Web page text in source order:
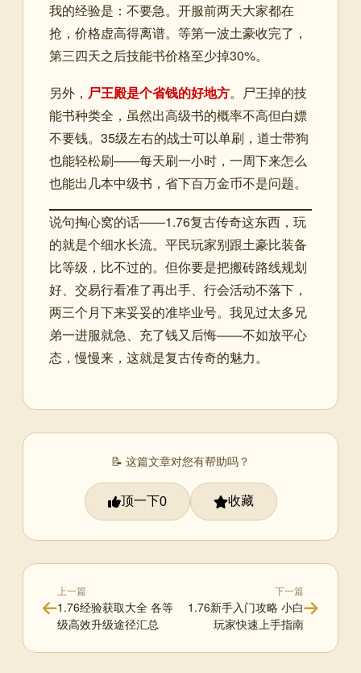
我的经验是：不要急。开服前两天大家都在
抢，价格虚高得离谱。等第一波土豪收完了，
第三四天之后技能书价格至少掉30%。
另外， 尸王殿是个省钱的好地方。尸王掉的技
能书种类全，虽然出高级书的概率不高但白嫖
不要钱。35级左右的战士可以单刷，道士带狗
也能轻松刷——每天刷一小时，一周下来怎么
也能出几本中级书，省下百万金币不是问题。
说句掏心窝的话——1.76复古传奇这东西，玩
的就是个细水长流。平民玩家别跟土豪比装备
比等级，比不过的。但你要是把搬砖路线规划
好、交易行看准了再出手、行会活动不落下，
两三个月下来妥妥的准毕业号。我见过太多兄
弟一进服就急、充了钱又后悔——不如放平心
态，慢慢来，这就是复古传奇的魅力。
📝 这篇文章对您有帮助吗？
顶一下0 收藏
上一篇
1.76经验获取大全 各等
级高效升级途径汇总
下一篇
1.76新手入门攻略 小白
玩家快速上手指南